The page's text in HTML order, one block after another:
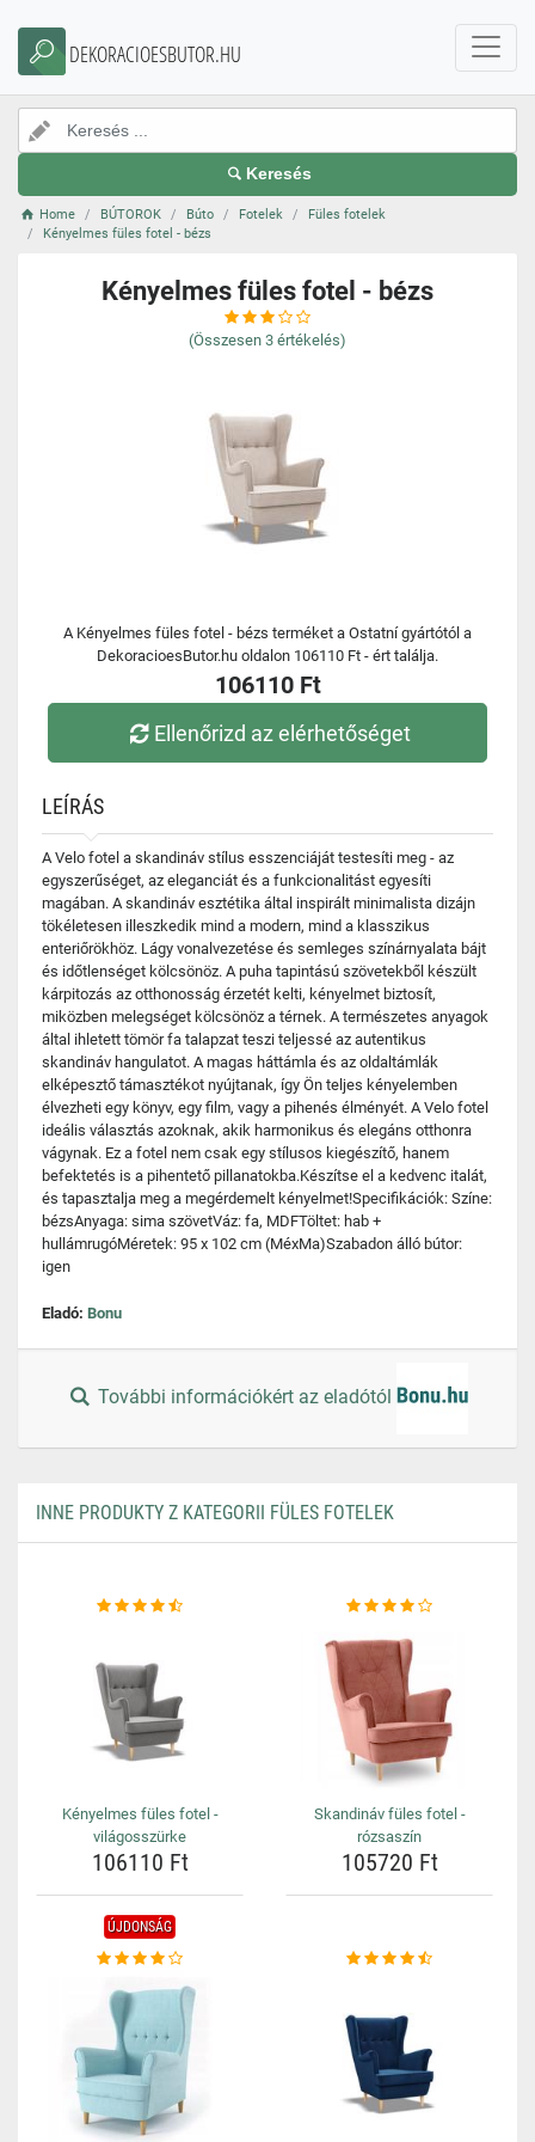
DEKORACIOESBUTOR.HU
Keresés
Home BÚTOROK Búto Fotelek
Füles fotelek
Kényelmes füles fotel - bézs
Kényelmes füles fotel - bézs
(Összesen 3 értékelés)
A Kényelmes füles fotel - bézs terméket a Ostatní gyártótól a
DekoracioesButor.hu oldalon 106110 Ft - ért találja.
106110 Ft
Ellenőrizd az elérhetőséget
LEÍRÁS
A Velo fotel a skandináv stílus esszenciáját testesíti meg - az
egyszerűséget, az eleganciát és a funkcionalitást egyesíti
magában. A skandináv esztétika által inspirált minimalista dizájn
tökéletesen illeszkedik mind a modern, mind a klasszikus
enteriőrökhöz. Lágy vonalvezetése és semleges színárnyalata bájt
és időtlenséget kölcsönöz. A puha tapintású szövetekből készült
kárpitozás az otthonosság érzetét kelti, kényelmet biztosít,
miközben melegséget kölcsönöz a térnek. A természetes anyagok
által ihletett tömör fa talapzat teszi teljessé az autentikus
skandináv hangulatot. A magas háttámla és az oldaltámlák
elképesztő támasztékot nyújtanak, így Ön teljes kényelemben
élvezheti egy könyv, egy film, vagy a pihenés élményét. A Velo fotel
ideális választás azoknak, akik harmonikus és elegáns otthonra
vágynak. Ez a fotel nem csak egy stílusos kiegészítő, hanem
befektetés is a pihentető pillanatokba.Készítse el a kedvenc italát,
és tapasztalja meg a megérdemelt kényelmet!Specifikációk: Színe:
bézsAnyaga: sima szövetVáz: fa, MDFTöltet: hab +
hullámrugóMéretek: 95 x 102 cm (MéxMa)Szabadon álló bútor:
igen
Eladó: Bonu
További információkért az eladótól
INNE PRODUKTY Z KATEGORII FÜLES FOTELEK
Kényelmes füles fotel -
világosszürke
106110 Ft
Skandináv füles fotel -
rózsaszín
105720 Ft
ÚJDONSÁG